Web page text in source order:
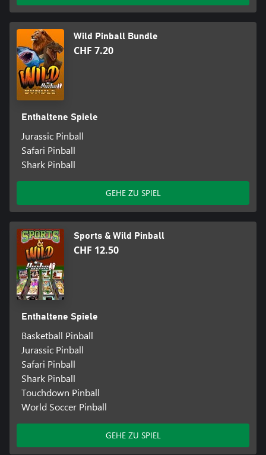
Wild Pinball Bundle
CHF 7.20
Enthaltene Spiele
Jurassic Pinball
Safari Pinball
Shark Pinball
GEHE ZU SPIEL
Sports & Wild Pinball
CHF 12.50
Enthaltene Spiele
Basketball Pinball
Jurassic Pinball
Safari Pinball
Shark Pinball
Touchdown Pinball
World Soccer Pinball
GEHE ZU SPIEL